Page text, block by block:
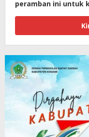
peramban ini untuk